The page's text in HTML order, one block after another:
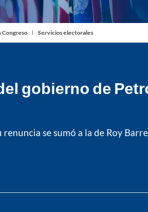
Congreso Servicios electorales
gobierno de
se sumó a la de Roy